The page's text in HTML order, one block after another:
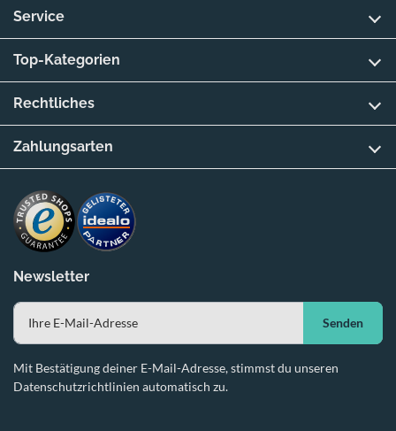
Newsletter
Senden
Mit Bestätigung deiner E-Mail-Adresse, stimmst du unseren
Datenschutzrichtlinien automatisch zu.
Service
Top-Kategorien
Rechtliches
Zahlungsarten